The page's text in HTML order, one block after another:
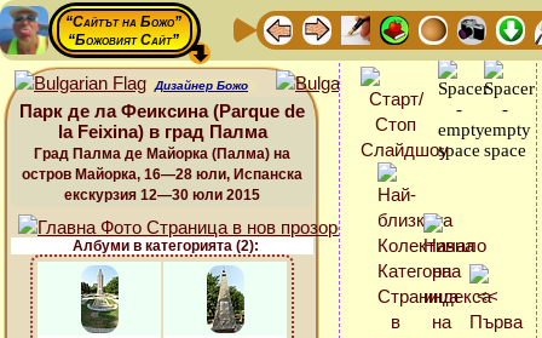
“Сайтът на Божо”
“Божовият Сайт”
Дизайнер Божо
Парк де ла Феиксина (Parque de
la Feixina) в град Палма
Град Палма де Майорка (Палма) на
остров Майорка, 16—28 юли, Испанска
екскурзия 12—30 юли 2015
Албуми в категорията (2):